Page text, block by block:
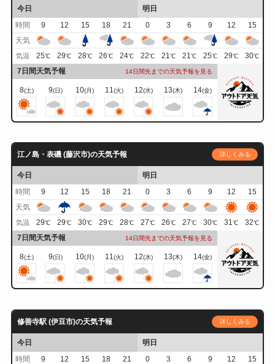
今日
明日
時間
9 12 15 18 21 0 3 6 9 12
15
天気
気温 25℃ 29℃ 28℃ 26℃ 24℃ 22℃ 21℃ 21℃ 25℃ 29℃ 30℃
7日間天気予報 14日間先までの天気予報を見る
8(土) 9(日) 10(月) 11(火) 12(水) 13(木) 14(金)
江ノ島・表磯 (藤沢市)の天気予報 詳しくみる
今日
明日
時間
9 12 15 18 21 0 3 6 9 12
15
天気
気温 29℃ 29℃ 30℃ 29℃ 28℃ 27℃ 26℃ 27℃ 30℃ 31℃ 32℃
7日間天気予報 14日間先までの天気予報を見る
8(土) 9(日) 10(月) 11(火) 12(水) 13(木) 14(金)
修善寺駅 (伊豆市)の天気予報 詳しくみる
今日
明日
時間
9 12 15 18 21 0 3 6 9 12
15